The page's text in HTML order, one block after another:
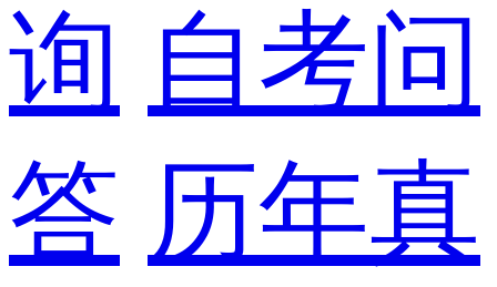
询 自考问
答 历年真